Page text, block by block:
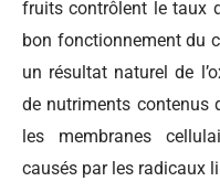
fruits contrôlent le taux
bon fonctionnement du
un résultat naturel de
de nutriments contenus
les membranes
causés par les radicaux